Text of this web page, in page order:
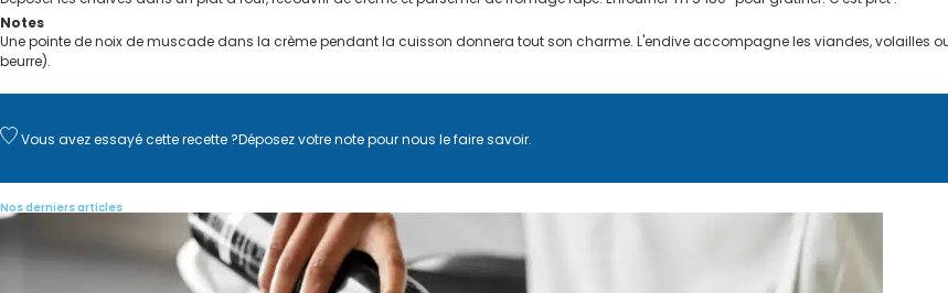
Notes
Une pointe de noix de muscade dans la crème pendant la cuisson donnera tout son charme. L'endive accompagne les viandes, volailles
beurre).
Vous avez essayé cette recette ?Déposez votre notepour nous le faire savoir.
Nos derniers articles